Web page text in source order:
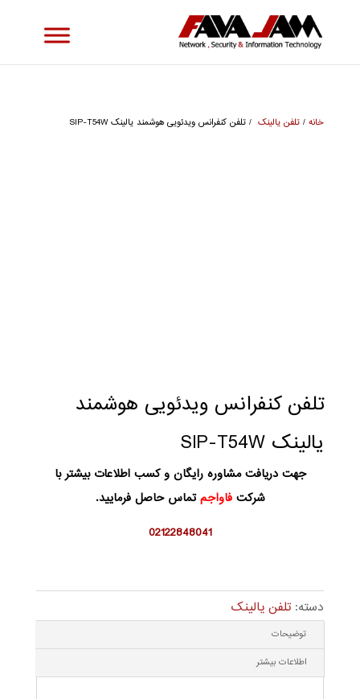
خانه/ تلفن یالینک / تلفن کنفرانس ویدئویی هوشمند یالینک SIP-T54W
تلفن کنفرانس ویدئویی هوشمند
یالینک SIP-T54W
جهت دریافت مشاوره رایگان و کسب اطلاعات بیشتر با
شرکتفاواجمتماس حاصل فرمایید.
02122848041
دسته: تلفن یالینک
توضیحات
اطلاعات بیشتر